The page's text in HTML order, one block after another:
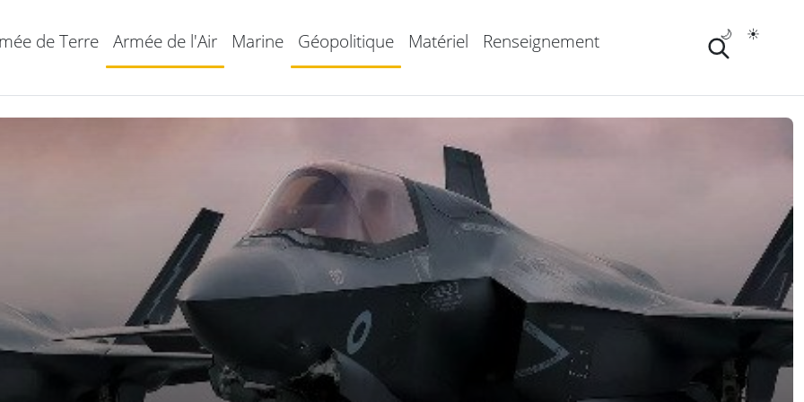
de Terre Armée de l'Air Marine Géopolitique Matériel Renseignement ☀️
🌙